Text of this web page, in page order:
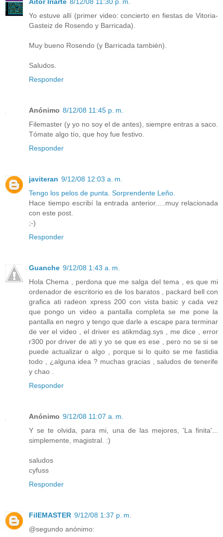
Yo estuve allí (primer video: concierto en fiestas de Vitoria-
Gasteiz de Rosendo y Barricada).
Muy bueno Rosendo (y Barricada también).
Saludos.
Responder
Anónimo 8/12/08 11:45 p. m.
Filemaster (y yo no soy el de antes), siempre entras a saco.
Tómate algo tío, que hoy fue festivo.
Responder
javiteran 9/12/08 12:03 a. m.
Tengo los pelos de punta. Sorprendente Leño.
Hace tiempo escribí la entrada anterior.....muy relacionada
con este post.
;-)
Responder
Guanche 9/12/08 1:43 a. m.
Hola Chema , perdona que me salga del tema , es que mi
ordenador de escritorio es de los baratos , packard bell con
grafica ati radeon xpress 200 con vista basic y cada vez
que pongo un video a pantalla completa se me pone la
pantalla en negro y tengo que darle a escape para terminar
de ver el video , el driver es atikmdag.sys , me dice , error
r300 por driver de ati y yo se que es ese , pero no se si se
puede actualizar o algo , porque si lo quito se me fastidia
todo , ¿alguna idea ? muchas gracias , saludos de tenerife
y chao .
Responder
Anónimo 9/12/08 11:07 a. m.
Y se te olvida, para mi, una de las mejores, 'La finita'...
simplemente, magistral. :)
saludos
cyfuss
Responder
FilEMASTER 9/12/08 1:37 p. m.
@segundo anónimo: